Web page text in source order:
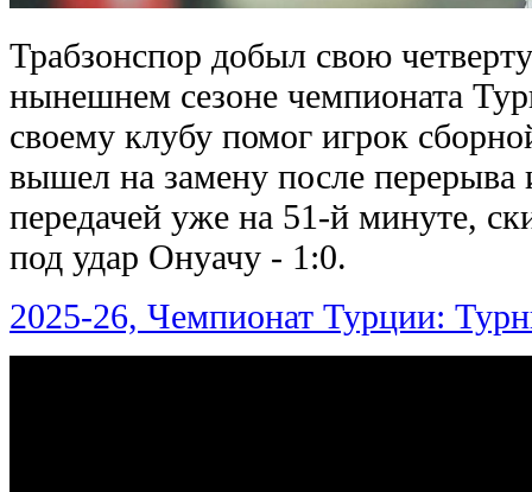
Трабзонспор добыл свою
нынешнем сезоне чемпионата
своему клубу помог игрок
вышел на замену после перерыва
передачей уже на 51-й минуте,
под удар Онуачу - 1:0.
2025-26, Чемпионат Турции: